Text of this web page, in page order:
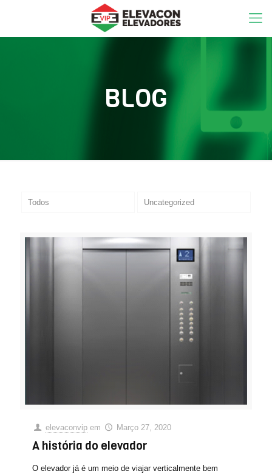
BLOG
Todos Uncategorized
elevaconvip em Março 27, 2020
A história do elevador
O elevador já é um meio de viajar verticalmente bem